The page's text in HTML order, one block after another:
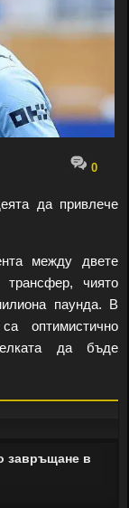
0
да привлече
между двете
трансфер, чиято
паунда. В
оптимистично
да бъде
завръщане в